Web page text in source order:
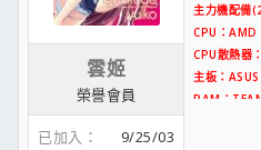
雲姬
榮譽會員
已加入
9/25/03
主力機配備
CPU：
CPU散熱器
主板：
RAM：